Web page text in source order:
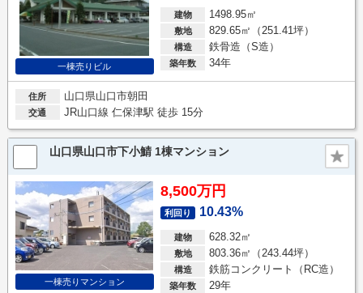
一棟売りビル
建物 1498.95㎡
敷地 829.65㎡（251.41坪）
構造 鉄骨造（S造）
築年数 34年
住所 山口県山口市朝田
交通 JR山口線 仁保津駅 徒歩 15分
山口県山口市下小鯖 1棟マンション
一棟売りマンション
8,500万円
利回り 10.43%
建物 628.32㎡
敷地 803.36㎡（243.44坪）
構造 鉄筋コンクリート（RC造）
築年数 29年